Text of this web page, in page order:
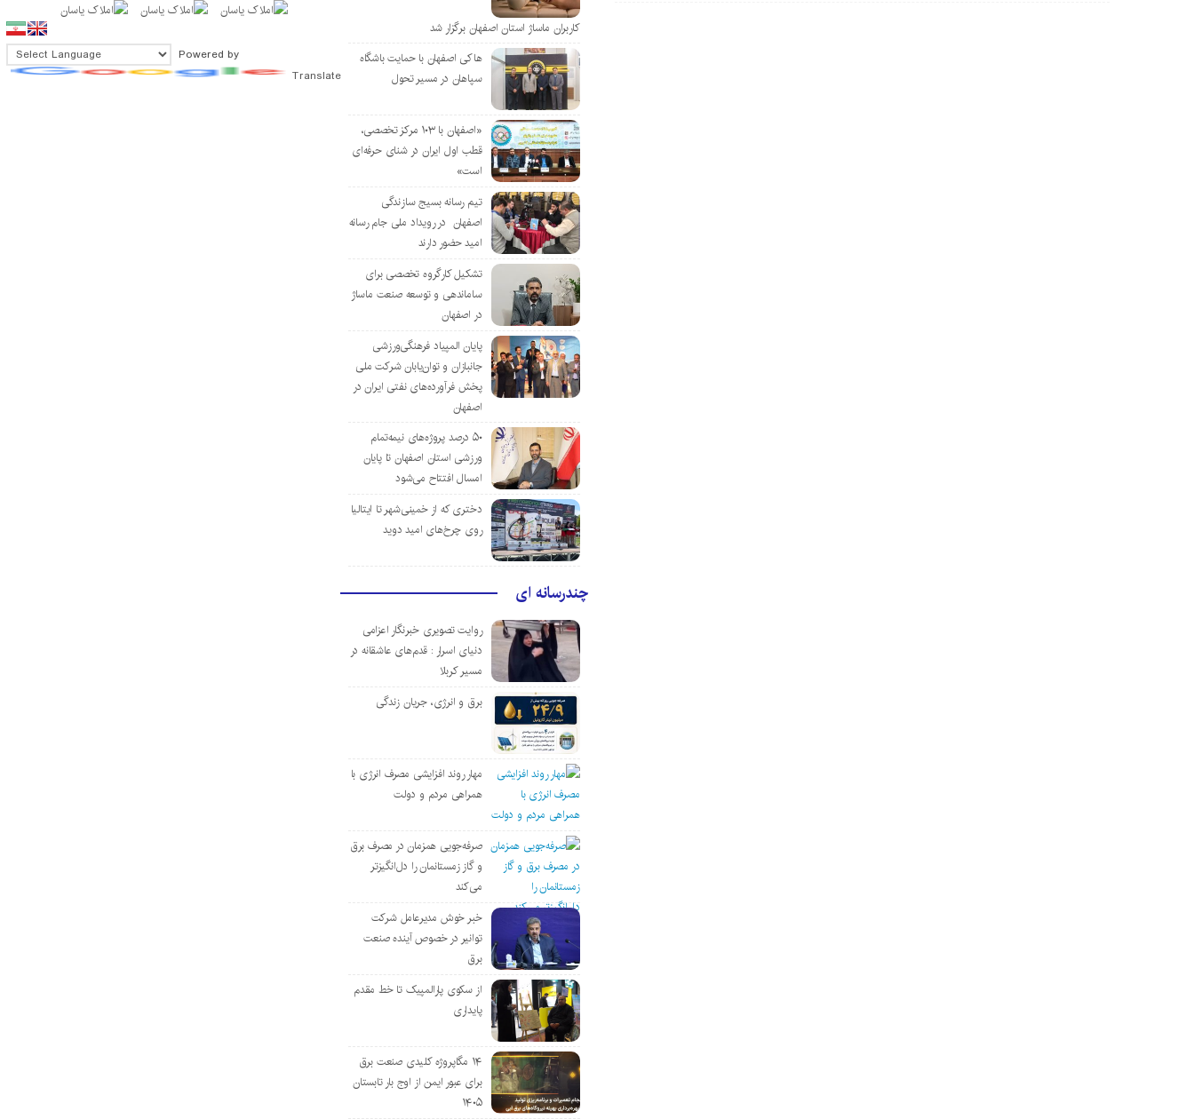
کاربران ماساژ استان اصفهان برگزار شد
هاکی اصفهان با حمایت باشگاه
سپاهان در مسیر تحول
«اصفهان با ۱۰۳ مرکز تخصصی،
قطب اول ایران در شنای حرفه‌ای
است»
تیم رسانه بسیج سازندگی
اصفهان در رویداد ملی جام رسانه
امید حضور دارند
تشکیل کارگروه تخصصی برای
ساماندهی و توسعه صنعت ماساژ
در اصفهان
پایان المپیاد فرهنگی‌ورزشی
جانبازان و توان‌یابان شرکت ملی
پخش فرآورده‌های نفتی ایران در
اصفهان
۵۰ درصد پروژه‌های نیمه‌تمام
ورزشی استان اصفهان تا پایان
امسال افتتاح می‌شود
دختری که از خمینی‌شهر تا ایتالیا
روی چرخ‌های امید دوید
چندرسانه ای
روایت تصویری خبرنگار اعزامی
دنیای اسرار : قدم‌های عاشقانه در
مسیر کربلا
برق و انرژی، جریان زندگی
مهار روند افزایشی مصرف انرژی با
همراهی مردم و دولت
صرفه‌جویی همزمان در مصرف برق
و گاز زمستانمان را دل‌انگیزتر
می‌کند
خبر خوش مدیرعامل شرکت
توانیر در خصوص آینده صنعت
برق
از سکوی پارالمپیک تا خط مقدم
پایداری
۱۴ مگاپروژه‌ کلیدی صنعت برق
برای عبور ایمن از اوج بار تابستان
۱۴۰۵
Powered by
Translate